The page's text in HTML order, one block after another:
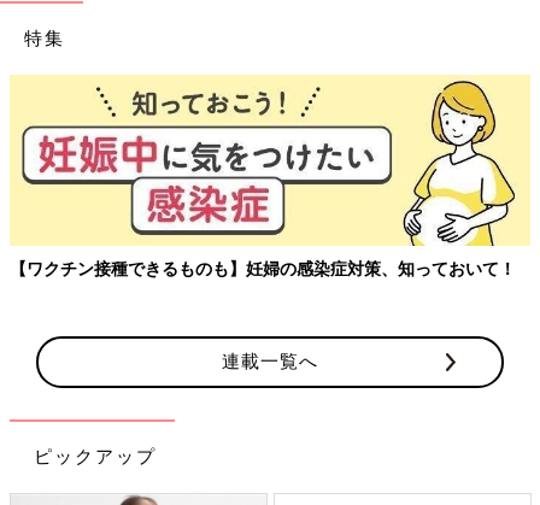
特集
染症対策、知っておいて！
玉川大学教育学部教授、大豆生田先
連載一覧へ
ピックアップ